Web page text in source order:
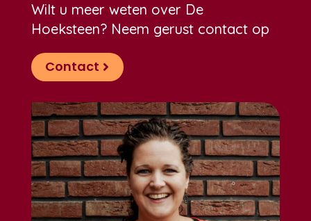
Wilt u meer weten over De
Hoeksteen? Neem gerust contact op
Contact